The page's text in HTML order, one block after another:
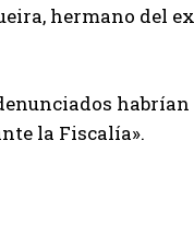
hermano del
la Fiscalía».